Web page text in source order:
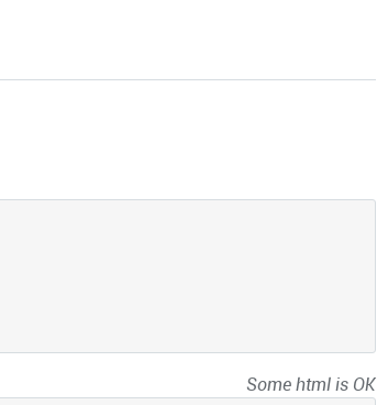
Some html is OK